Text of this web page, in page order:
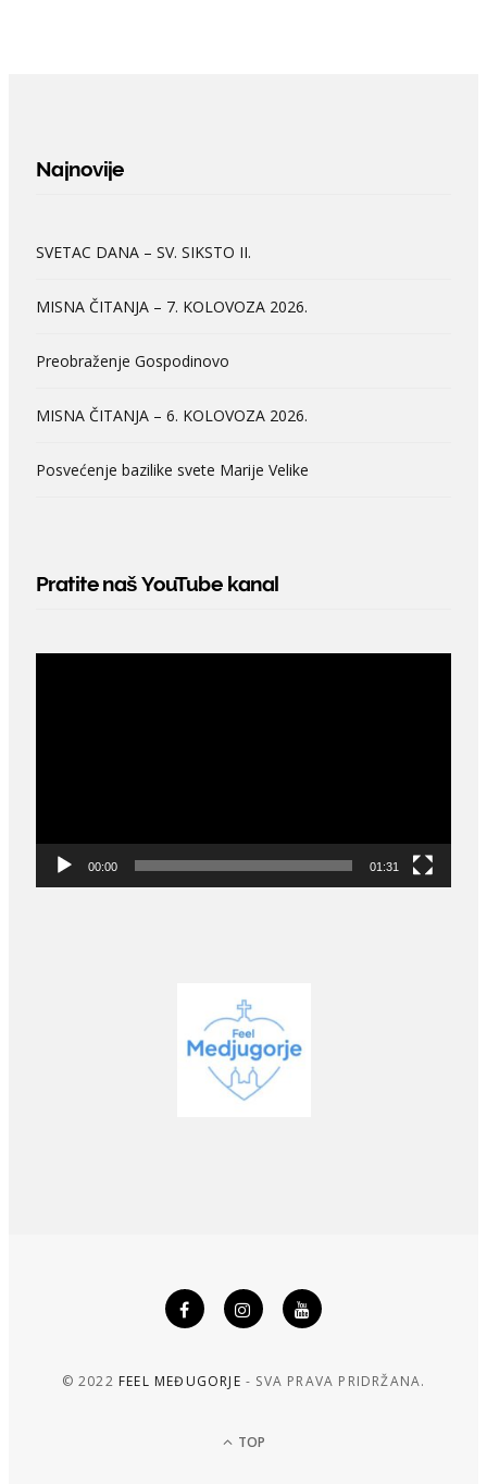
Najnovije
SVETAC DANA – SV. SIKSTO II.
MISNA ČITANJA – 7. KOLOVOZA 2026.
Preobraženje Gospodinovo
MISNA ČITANJA – 6. KOLOVOZA 2026.
Posvećenje bazilike svete Marije Velike
Pratite naš YouTube kanal
00:00 01:31
© 2022 FEEL MEĐUGORJE - SVA PRAVA PRIDRŽANA.
TOP